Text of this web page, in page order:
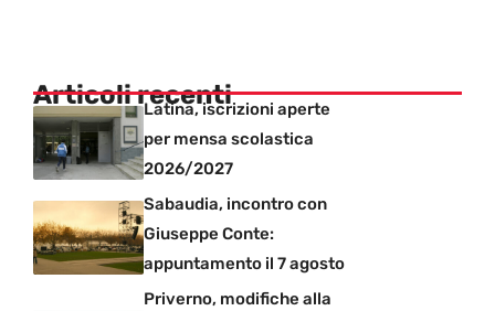
Articoli recentiLatina, iscrizioni aperte
per mensa scolastica
2026/2027
Sabaudia, incontro con
Giuseppe Conte:
appuntamento il 7 agosto
Priverno, modifiche alla